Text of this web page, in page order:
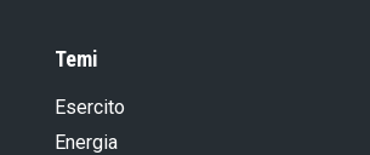
Temi
Esercito
Energia